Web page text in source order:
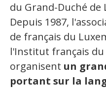
Expressions et jeux de
Vidéos
Revue de presse
Langue du travail
du Grand-Duché de
Depuis 1987,
de français du
l'Institut français
organisent un
portant sur la